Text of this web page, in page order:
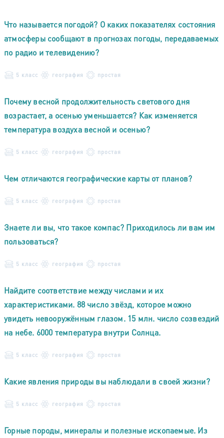
Что называется погодой? О каких показателях состояния
атмосферы сообщают в прогнозах погоды, передаваемых
по радио и телевидению?
5 класс география простая
Почему весной продолжительность светового дня
возрастает, а осенью уменьшается? Как изменяется
температура воздуха весной и осенью?
5 класс география простая
Чем отличаются географические карты от планов?
5 класс география простая
Знаете ли вы, что такое компас? Приходилось ли вам им
пользоваться?
5 класс география простая
Найдите соответствие между числами и их
характеристиками. 88 число звёзд, которое можно
увидеть невооружённым глазом. 15 млн. число созвездий
на небе. 6000 температура внутри Солнца.
5 класс география простая
Какие явления природы вы наблюдали в своей жизни?
5 класс география простая
Горные породы, минералы и полезные ископаемые. Из